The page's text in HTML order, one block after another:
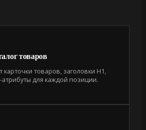
товаров
карточки товаров, заголовки H1,
атрибуты для каждой позиции.